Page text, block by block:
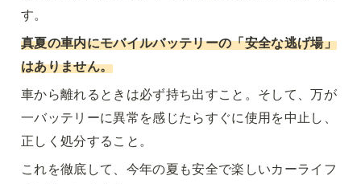
す。
真夏の車内にモバイルバッテリーの「安全な逃げ場」
はありません。
車から離れるときは必ず持ち出すこと。そして、万が
一バッテリーに異常を感じたらすぐに使用を中止し、
正しく処分すること。
これを徹底して、今年の夏も安全で楽しいカーライフ